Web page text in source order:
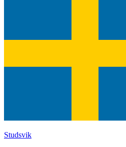
Studsvik